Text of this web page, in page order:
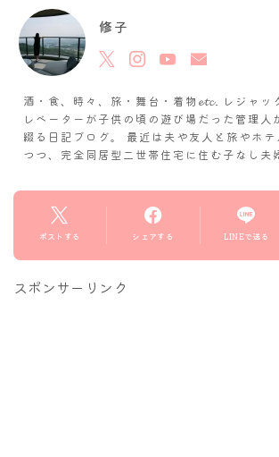
修子
酒・食、時々、旅・舞台・着物𝓮𝓽𝓬. レジャッ
レベーターが子供の頃の遊び場だった管理人
綴る日記ブログ。 最近は夫や友人と旅やホ
つつ、完全同居型二世帯住宅に住む子なし夫
ポストする シェアする LINEで送る
スポンサーリンク